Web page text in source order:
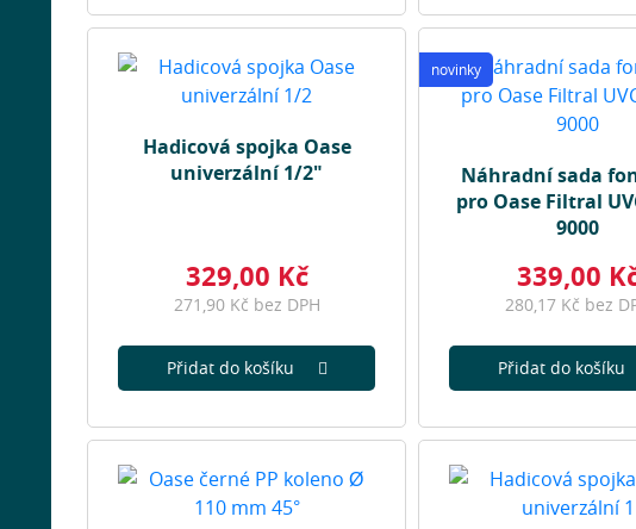
Hadicová spojka Oase
univerzální 1/2"
329,00 Kč
271,90 Kč bez DPH
Přidat do košíku
novinky
Náhradní sada
pro Oase Filtral
9000
339,00
280,17 Kč bez
Přidat do košíku